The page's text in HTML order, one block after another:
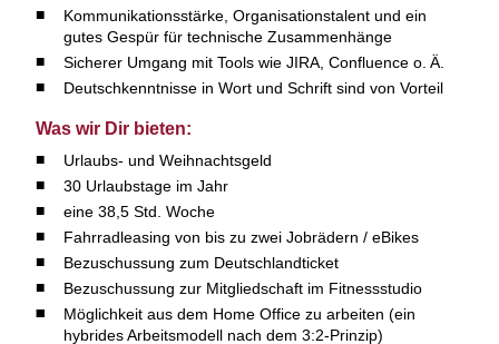
Kommunikationsstärke, Organisationstalent und ein
gutes Gespür für technische Zusammenhänge
Sicherer Umgang mit Tools wie JIRA, Confluence o. Ä.
Deutschkenntnisse in Wort und Schrift sind von Vorteil
Was wir Dir bieten:
Urlaubs- und Weihnachtsgeld
30 Urlaubstage im Jahr
eine 38,5 Std. Woche
Fahrradleasing von bis zu zwei Jobrädern / eBikes
Bezuschussung zum Deutschlandticket
Bezuschussung zur Mitgliedschaft im Fitnessstudio
Möglichkeit aus dem Home Office zu arbeiten (ein
hybrides Arbeitsmodell nach dem 3:2-Prinzip)